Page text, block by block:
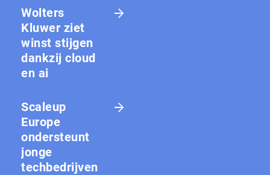
Wolters
Kluwer ziet
winst stijgen
dankzij cloud
en ai
Scaleup
Europe
ondersteunt
jonge
techbedrijven